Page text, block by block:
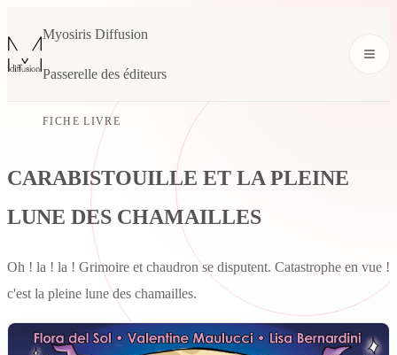
Myosiris Diffusion
Passerelle des éditeurs
FICHE LIVRE
CARABISTOUILLE ET LA PLEINE
LUNE DES CHAMAILLES
Oh ! la ! la ! Grimoire et chaudron se disputent. Catastrophe en vue !
c'est la pleine lune des chamailles.